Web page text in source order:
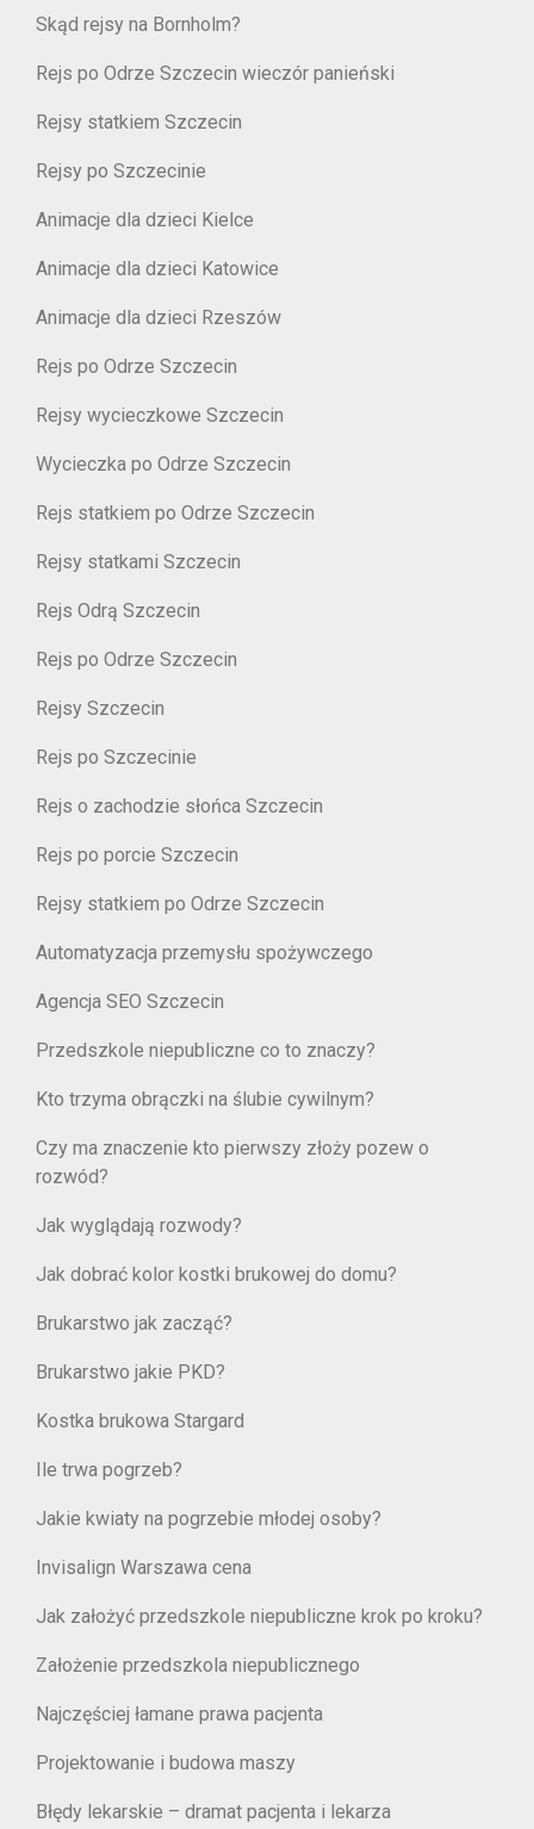
Skąd rejsy na Bornholm?
Rejs po Odrze Szczecin wieczór panieński
Rejsy statkiem Szczecin
Rejsy po Szczecinie
Animacje dla dzieci Kielce
Animacje dla dzieci Katowice
Animacje dla dzieci Rzeszów
Rejs po Odrze Szczecin
Rejsy wycieczkowe Szczecin
Wycieczka po Odrze Szczecin
Rejs statkiem po Odrze Szczecin
Rejsy statkami Szczecin
Rejs Odrą Szczecin
Rejs po Odrze Szczecin
Rejsy Szczecin
Rejs po Szczecinie
Rejs o zachodzie słońca Szczecin
Rejs po porcie Szczecin
Rejsy statkiem po Odrze Szczecin
Automatyzacja przemysłu spożywczego
Agencja SEO Szczecin
Przedszkole niepubliczne co to znaczy?
Kto trzyma obrączki na ślubie cywilnym?
Czy ma znaczenie kto pierwszy złoży pozew o
rozwód?
Jak wyglądają rozwody?
Jak dobrać kolor kostki brukowej do domu?
Brukarstwo jak zacząć?
Brukarstwo jakie PKD?
Kostka brukowa Stargard
Ile trwa pogrzeb?
Jakie kwiaty na pogrzebie młodej osoby?
Invisalign Warszawa cena
Jak założyć przedszkole niepubliczne krok po kroku?
Założenie przedszkola niepublicznego
Najczęściej łamane prawa pacjenta
Projektowanie i budowa maszy
Błędy lekarskie – dramat pacjenta i lekarza